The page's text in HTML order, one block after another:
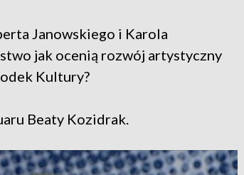
Janowskiego i Karola
jak ocenią rozwój artystyczny
Kultury?
Beaty Kozidrak.